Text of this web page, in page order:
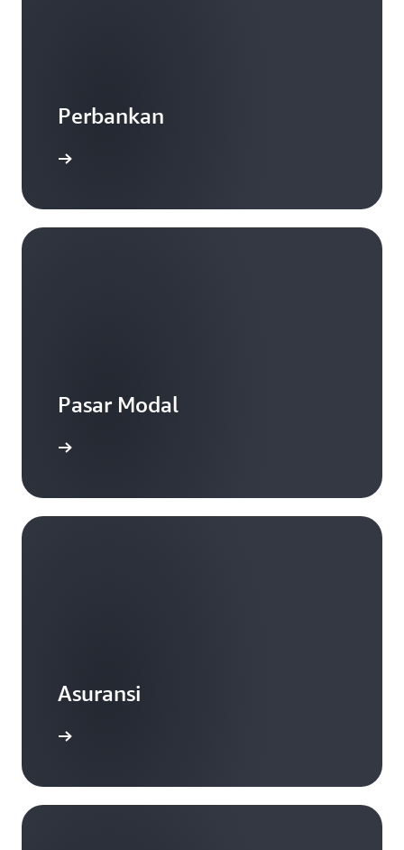
Perbankan
Pasar Modal
Asuransi